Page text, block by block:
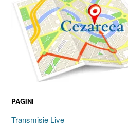
PAGINI
Transmisie Live